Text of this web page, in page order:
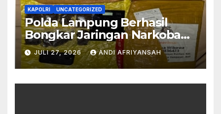
KAPOLRI UNCATEGORIZED
Polda Lampung Berhasil
Bongkar Jaringan Narkoba
Medan–Bali, 6 Kilogram Ganja
Digagalkan
JULI 27, 2026 ANDI AFRIYANSAH